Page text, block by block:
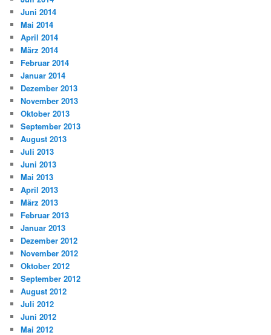
Juni 2014
Mai 2014
April 2014
März 2014
Februar 2014
Januar 2014
Dezember 2013
November 2013
Oktober 2013
September 2013
August 2013
Juli 2013
Juni 2013
Mai 2013
April 2013
März 2013
Februar 2013
Januar 2013
Dezember 2012
November 2012
Oktober 2012
September 2012
August 2012
Juli 2012
Juni 2012
Mai 2012